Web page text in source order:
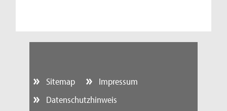
Sitemap
Impressum
Datenschutzhinweis